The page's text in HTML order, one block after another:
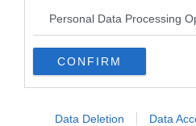
Personal Data Processing
CONFIRM
Data Deletion Data
Explorer d'autres